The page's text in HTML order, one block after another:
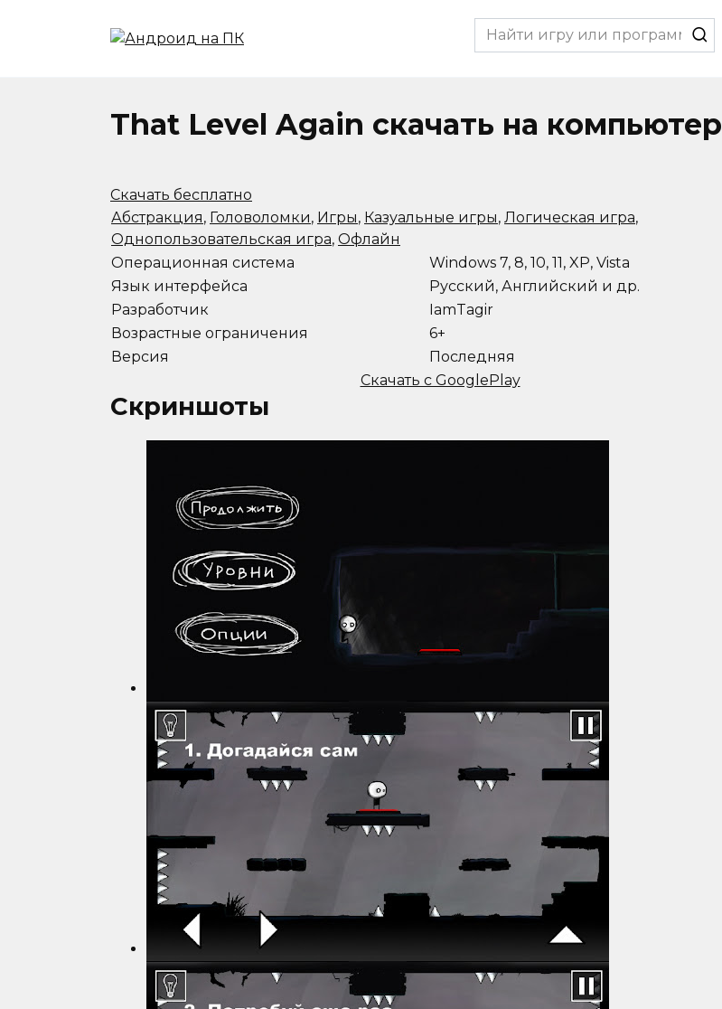
Search
for:
That Level Again скачать на компьютер
Скачать бесплатно
Абстракция, Головоломки, Игры, Казуальные игры, Логическая игра,
Однопользовательская игра, Офлайн
Операционная система
Windows 7, 8, 10, 11, XP, Vista
Язык интерфейса
Русский, Английский и др.
Разработчик
IamTagir
Возрастные ограничения
6+
Версия
Последняя
Скачать с GooglePlay
Скриншоты